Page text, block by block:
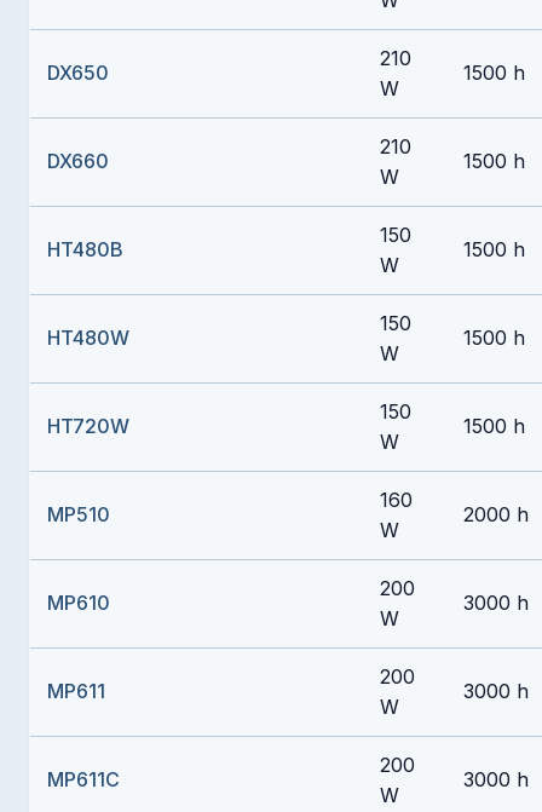
DX650
210
W
1500 h
DX660
210
W
1500 h
HT480B
150
W
1500 h
HT480W
150
W
1500 h
HT720W
150
W
1500 h
MP510
160
W
2000 h
MP610
200
W
3000 h
MP611
200
W
3000 h
MP611C
200
W
3000 h